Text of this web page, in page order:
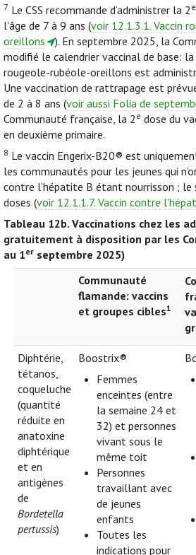
7 Le CSS recommande d’administrer la 2 e
l'âge de 7 à 9 ans (voir 12.1.3.1. Vaccin
oreillons
). En septembre 2025, la
modifié le calendrier vaccinal de base: la
rougeole-rubéole-oreillons est
Une vaccination de rattrapage est
de 2 à 8 ans (voir aussi Folia de
Communauté française, la 2 e dose du
en deuxième primaire.
8 Le vaccin Engerix-B20® est
les communautés pour les jeunes qui
contre l’hépatite B étant nourrisson ; le
doses (voir 12.1.1.7. Vaccin contre
Tableau 12b. Vaccinations chez les
gratuitement à disposition par les
au 1er septembre 2025)
Communauté
flamande: vaccins
et groupes cibles1
Diphtérie,
tétanos,
coqueluche
(quantité
réduite en
anatoxine
diphtérique
et en
antigènes
de
Bordetella
pertussis)
Boostrix®
Femmes
enceintes (entre
la semaine 24 et
32) et personnes
vivant sous le
même toit
Personnes
travaillant avec
de jeunes
enfants
Toutes les
indications pour